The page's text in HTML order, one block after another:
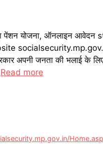
पेंशन योजना, ऑनलाइन
अपनी जनता की भलाई के लिए
Read more